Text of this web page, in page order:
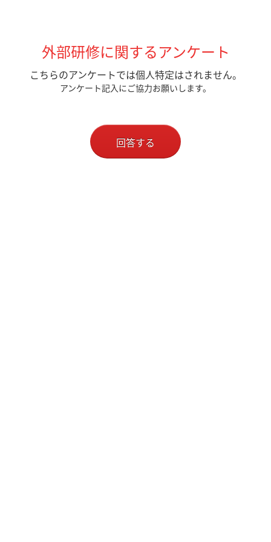
外部研修に関するアンケート
こちらのアンケートでは個人特定はされません。
アンケート記入にご協力お願いします。
回答する